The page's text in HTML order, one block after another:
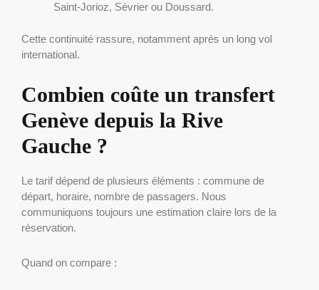
Saint-Jorioz, Sévrier ou Doussard.
Cette continuité rassure, notamment après un long vol
international.
Combien coûte un transfert
Genève depuis la Rive
Gauche ?
Le tarif dépend de plusieurs éléments : commune de
départ, horaire, nombre de passagers. Nous
communiquons toujours une estimation claire lors de la
réservation.
Quand on compare :